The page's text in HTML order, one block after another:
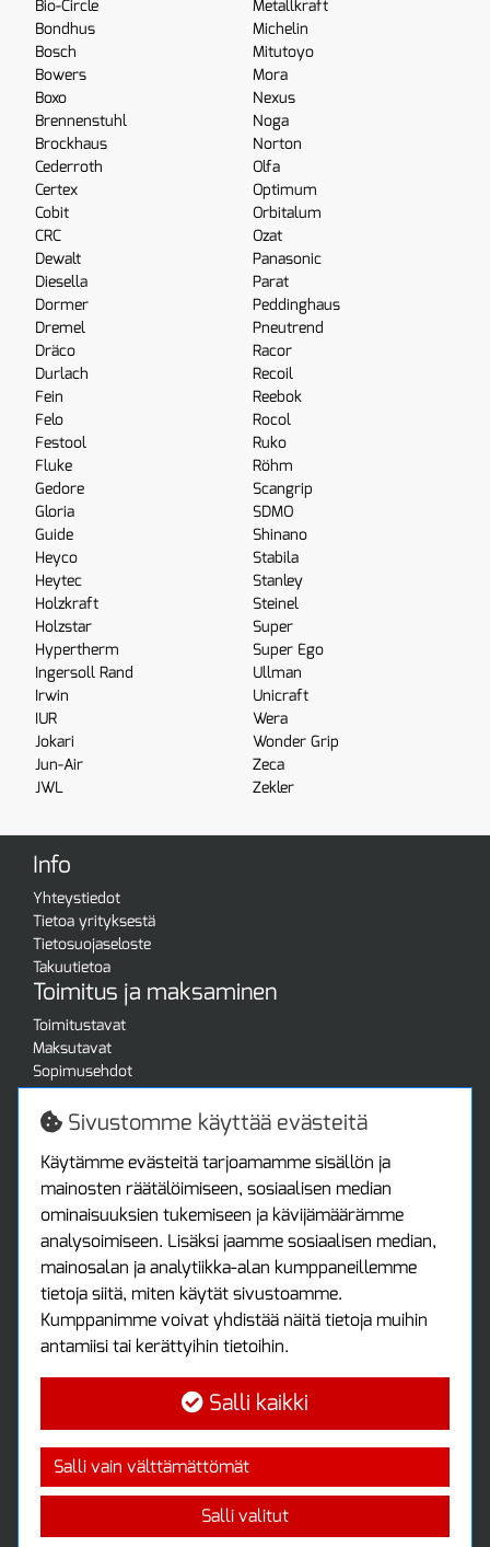
Bio-Circle
Bondhus
Bosch
Bowers
Boxo
Brennenstuhl
Brockhaus
Cederroth
Certex
Cobit
CRC
Dewalt
Diesella
Dormer
Dremel
Dräco
Durlach
Fein
Felo
Festool
Fluke
Gedore
Gloria
Guide
Heyco
Heytec
Holzkraft
Holzstar
Hypertherm
Ingersoll Rand
Irwin
IUR
Jokari
Jun-Air
JWL
Metallkraft
Michelin
Mitutoyo
Mora
Nexus
Noga
Norton
Olfa
Optimum
Orbitalum
Ozat
Panasonic
Parat
Peddinghaus
Pneutrend
Racor
Recoil
Reebok
Rocol
Ruko
Röhm
Scangrip
SDMO
Shinano
Stabila
Stanley
Steinel
Super
Super Ego
Ullman
Unicraft
Wera
Wonder Grip
Zeca
Zekler
Info
Yhteystiedot
Tietoa yrityksestä
Tietosuojaseloste
Takuutietoa
Toimitus ja maksaminen
Toimitustavat
Maksutavat
Sopimusehdot
Turvallista ostamista
Jälleenmyyjille
Tax free / verovapaa myynti
Asiakastilini
Asiakastili
Luo tili
Kirjaudu sisään
Ota yhteyttä
Protools Oy
Tuottajankatu 13
Uutiskirje
Tilaa maksuton uutiskirjeemme
Sivustomme käyttää evästeitä
Käytämme evästeitä tarjoamamme sisällön ja
mainosten räätälöimiseen, sosiaalisen median
ominaisuuksien tukemiseen ja kävijämäärämme
analysoimiseen. Lisäksi jaamme sosiaalisen median,
mainosalan ja analytiikka-alan kumppaneillemme
tietoja siitä, miten käytät sivustoamme.
Kumppanimme voivat yhdistää näitä tietoja muihin
antamiisi tai kerättyihin tietoihin.
Salli kaikki
Salli vain välttämättömät
Salli valitut